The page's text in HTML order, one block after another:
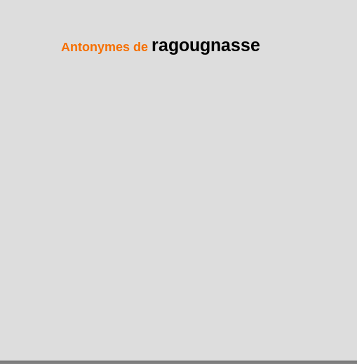
Antonymes de ragougnasse